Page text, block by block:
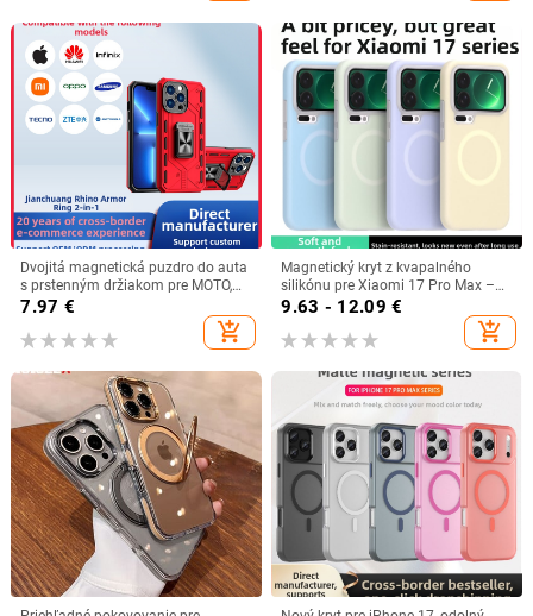
Dvojitá magnetická puzdro do auta
s prstenným držiakom pre MOTO,
Infinix, TECNO a ZTE
7.97 €
add_shopping_cart
Magnetický kryt z kvapalného
silikónu pre Xiaomi 17 Pro Max –
15U Jelly, plná ochrana proti pádu,
9.63 - 12.09 €
add_shopping_cart